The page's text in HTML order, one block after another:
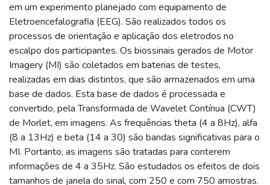
em um experimento planejado com equipamento de
Eletroencefalografia (EEG). São realizados todos os
processos de orientação e aplicação dos eletrodos no
escalpo dos participantes. Os biossinais gerados de Motor
Imagery (MI) são coletados em baterias de testes,
realizadas em dias distintos, que são armazenados em uma
base de dados. Esta base de dados é processada e
convertido, pela Transformada de Wavelet Contínua (CWT)
de Morlet, em imagens. As frequências theta (4 a 8Hz), alfa
(8 a 13Hz) e beta (14 a 30) são bandas significativas para o
MI. Portanto, as imagens são tratadas para conterem
informações de 4 a 35Hz. São estudados os efeitos de dois
tamanhos de janela do sinal, com 250 e com 750 amostras.